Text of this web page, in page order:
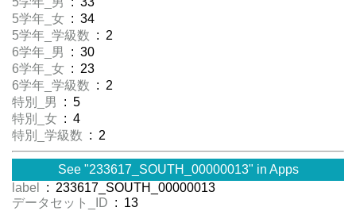
5学年_女 : 34
5学年_学級数 : 2
6学年_男
: 30
6学年_女 : 23
6学年_学級数 : 2
特別_男
: 5
特別_女 : 4
特別_学級数 : 2
See "233617_SOUTH_00000013" in Apps
label
: 233617_SOUTH_00000013
データセット_ID : 13